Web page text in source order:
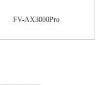
FV-AX3000Pro